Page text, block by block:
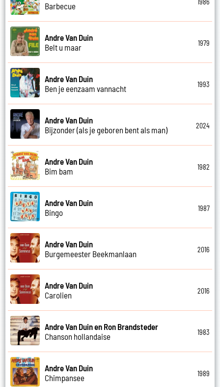
Barbecue
Andre Van Duin
Belt u maar
1979
Andre Van Duin
Ben je eenzaam vannacht
1993
Andre Van Duin
Bijzonder (als je geboren bent als man)
2024
Andre Van Duin
Bim bam
1982
Andre Van Duin
Bingo
1987
Andre Van Duin
Burgemeester Beekmanlaan
2016
Andre Van Duin
Carolien
2016
Andre Van Duin en Ron Brandsteder
Chanson hollandaise
1983
Andre Van Duin
Chimpansee
1989